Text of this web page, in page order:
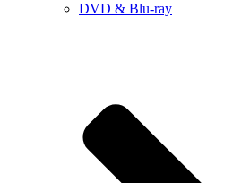
DVD & Blu-ray